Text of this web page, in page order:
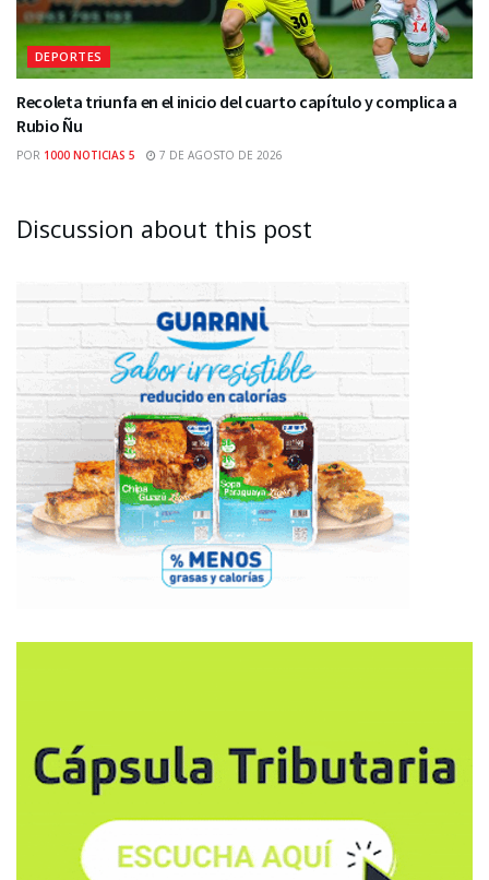
DEPORTES
Recoleta triunfa en el inicio del cuarto capítulo y complica a
Rubio Ñu
POR 1000 NOTICIAS 5 7 DE AGOSTO DE 2026
Discussion about this post